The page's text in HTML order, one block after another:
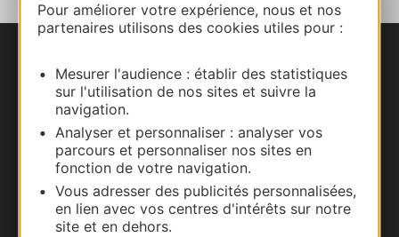
Pour améliorer votre expérience, nous et nos
partenaires utilisons des cookies utiles pour :
Mesurer l'audience : établir des statistiques
sur l'utilisation de nos sites et suivre la
navigation.
Analyser et personnaliser : analyser vos
parcours et personnaliser nos sites en
fonction de votre navigation.
Vous adresser des publicités personnalisées,
en lien avec vos centres d'intérêts sur notre
site et en dehors.
Nous contacter
Carte interactive
Documentation